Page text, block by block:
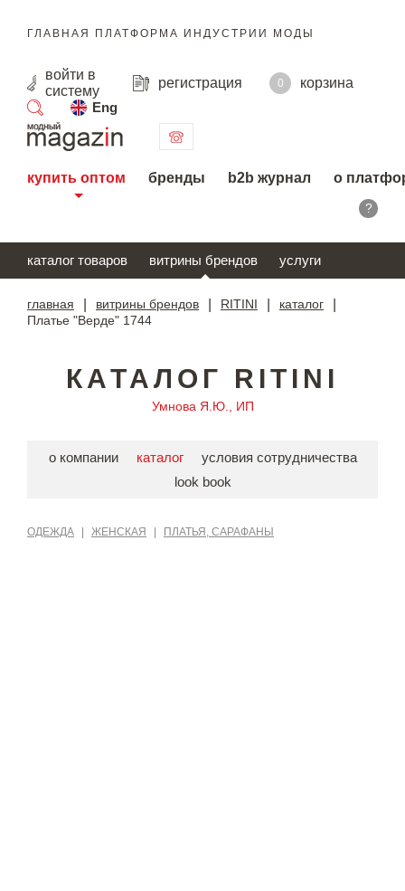
ГЛАВНАЯ ПЛАТФОРМА ИНДУСТРИИ МОДЫ
войти в
систему
регистрация 0
корзина
Eng
поиск
купить оптом бренды b2b журнал о
?
каталог товаров витрины брендов услуги
главная витрины брендов RITINI каталог
Платье "Верде" 1744
КАТАЛОГ RITINI
Умнова Я.Ю., ИП
о компании каталог
условия сотрудничества
look book
ОДЕЖДА ЖЕНСКАЯ ПЛАТЬЯ, САРАФАНЫ